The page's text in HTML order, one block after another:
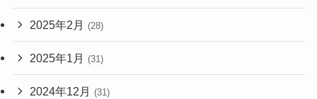
2025年2月 (28)
2025年1月 (31)
2024年12月 (31)